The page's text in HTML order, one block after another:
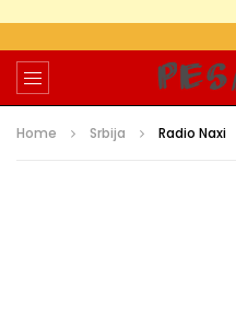
Home Srbija Radio Naxi